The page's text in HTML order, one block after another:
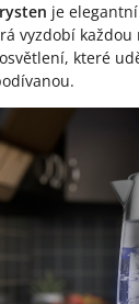
je
vyzdobí
které